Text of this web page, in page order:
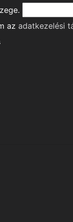
az adatkezelési